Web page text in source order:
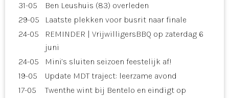
31-05
Ben Leushuis (83) overleden
29-05
Laatste plekken voor busrit naar finale
24-05
REMINDER | VrijwilligersBBQ op zaterdag 6
juni
24-05
Mini’s sluiten seizoen feestelijk af!
19-05
Update MDT traject: leerzame avond
17-05
Twenthe wint bij Bentelo en eindigt op